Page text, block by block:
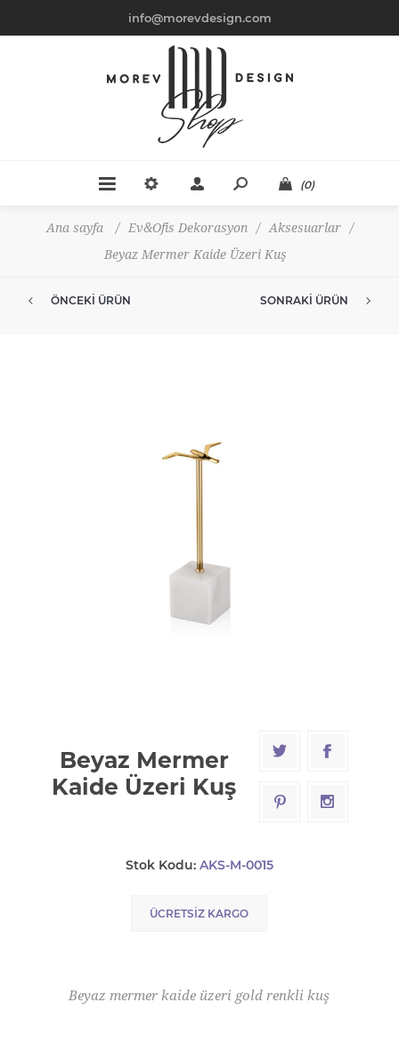
info@morevdesign.com
(0)
Ana sayfa / Ev&Ofis Dekorasyon / Aksesuarlar
/
Beyaz Mermer Kaide Üzeri Kuş
ÖNCEKI ÜRÜN SONRAKI ÜRÜN
Beyaz Mermer
Kaide Üzeri Kuş
Stok Kodu: AKS-M-0015
ÜCRETSIZ KARGO
Beyaz mermer kaide üzeri gold renkli kuş